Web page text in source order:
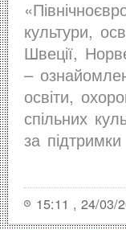
культури,
Швеції,
–
освіти,
спільних
за
15:11 , 24/03/